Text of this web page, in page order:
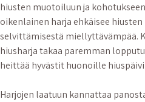
hiusten muotoiluun ja
oikenlainen harja ehkäisee
selvittämisestä miellyttävämpää.
hiusharja takaa paremman
heittää hyvästit huonoille
Harjojen laatuun kannattaa